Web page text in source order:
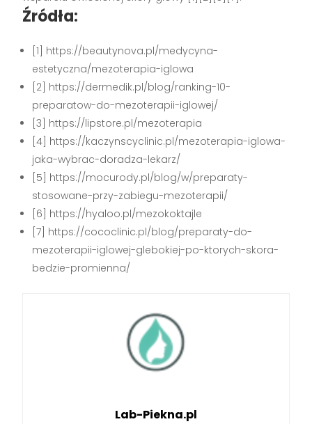
Źródła:
[1] https://beautynova.pl/medycyna-
estetyczna/mezoterapia-iglowa
[2] https://dermedik.pl/blog/ranking-10-
preparatow-do-mezoterapii-iglowej/
[3] https://lipstore.pl/mezoterapia
[4] https://kaczynscyclinic.pl/mezoterapia-iglowa-
jaka-wybrac-doradza-lekarz/
[5] https://mocurody.pl/blog/w/preparaty-
stosowane-przy-zabiegu-mezoterapii/
[6] https://hyaloo.pl/mezokoktajle
[7] https://cococlinic.pl/blog/preparaty-do-
mezoterapii-iglowej-glebokiej-po-ktorych-skora-
bedzie-promienna/
Lab-Piekna.pl